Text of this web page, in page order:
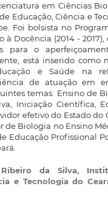
em Ciências
Educação, Ciência e
Foi bolsista no
à Docência (2014 -
para o
está inserido como
e Saúde na
de atuação em
temas: Ensino de
Iniciação Científica,
efetivo do Estado do
de Biologia no Ensino
Educação Profissional
da Silva,
e Tecnologia do